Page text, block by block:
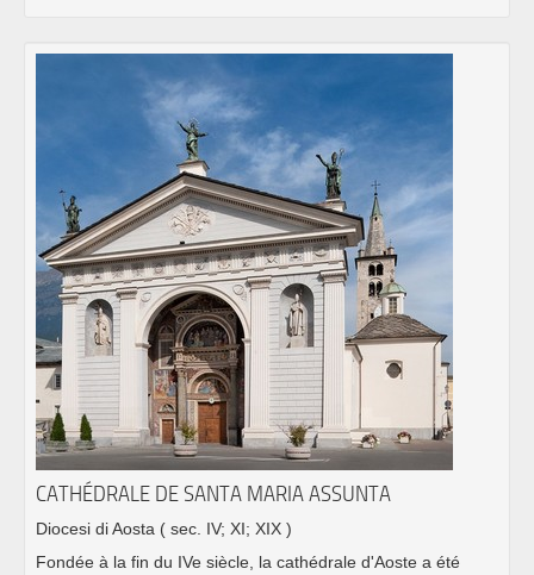
CATHÉDRALE DE SANTA MARIA ASSUNTA
Diocesi di Aosta ( sec. IV; XI; XIX )
Fondée à la fin du IVe siècle, la cathédrale d'Aoste a été